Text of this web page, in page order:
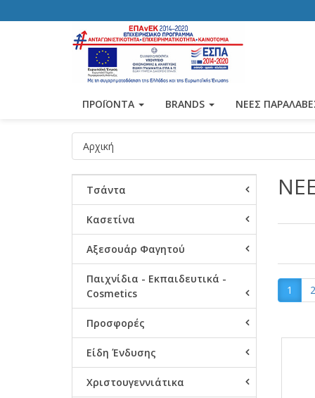
ΠΡΟΪΟΝΤΑ BRANDS ΝΕΕΣ
Αρχική
Τσάντα
Κασετίνα
Αξεσουάρ Φαγητού
Παιχνίδια - Εκπαιδευτικά -
Cosmetics
Προσφορές
Είδη Ένδυσης
Χριστουγεννιάτικα
1 2